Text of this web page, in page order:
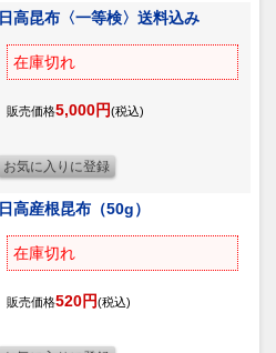
日高昆布〈一等検〉送料込み
在庫切れ
販売価格5,000円(税込)
日高産根昆布（50g）
在庫切れ
販売価格520円(税込)